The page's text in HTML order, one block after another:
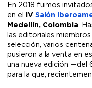
En 2018 fuimos
en el
IV Salón
Medellín, Colombia.
las editoriales
selección, varios
pusieron a la venta en
una nueva edición —del
para la que,